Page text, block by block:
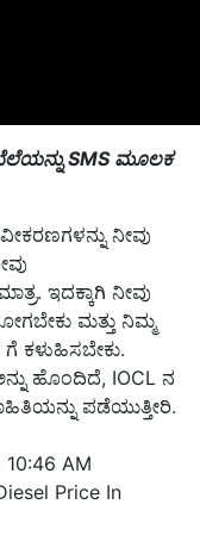
SMS ಮೂಲಕ
ನೀವು
ಇದಕ್ಕಾಗಿ ನೀವು
ಮತ್ತು ನಿಮ್ಮ
ಕಳುಹಿಸಬೇಕು.
ಹೊಂದಿದೆ, IOCL ನ
ಪಡೆಯುತ್ತೀರಿ.
AM
Price In